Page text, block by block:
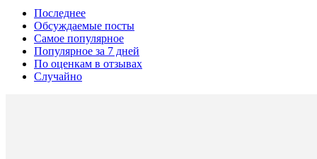
Последнее
Обсуждаемые посты
Самое популярное
Популярное за 7 дней
По оценкам в отзывах
Случайно